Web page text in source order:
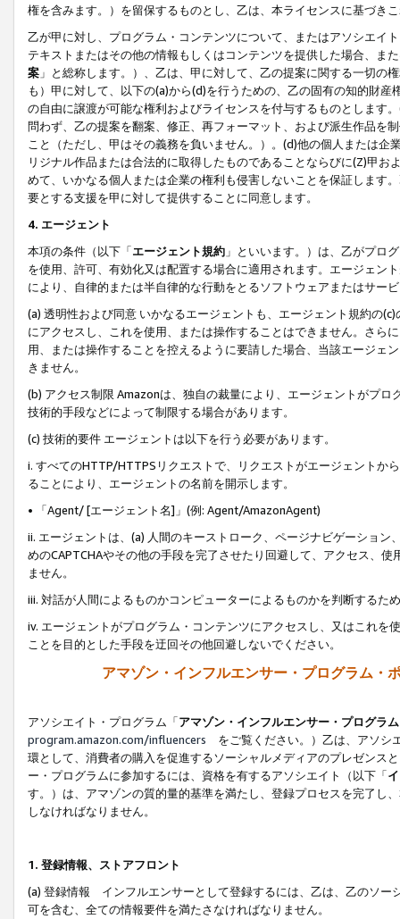
権を含みます。）を留保するものとし、乙は、本ライセンスに基づき
乙が甲に対し、プログラム・コンテンツについて、またはアソシエイ
テキストまたはその他の情報もしくはコンテンツを提供した場合、ま
案 」と総称します。）、乙は、甲に対して、乙の提案に関する一切
も）甲に対して、以下の(a)から(d)を行うための、乙の固有の知的財
の自由に譲渡が可能な権利およびライセンスを付与するものとします
問わず、乙の提案を翻案、修正、再フォーマット、および派生作品を
こと（ただし、甲はその義務を負いません。）。(d)他の個人または
リジナル作品または合法的に取得したものであることならびに(Z)甲
めて、いかなる個人または企業の権利も侵害しないことを保証します
要とする支援を甲に対して提供することに同意します。
4. エージェント
本項の条件（以下「エージェント規約 」といいます。）は、乙がプロ
を使用、許可、有効化又は配置する場合に適用されます。エージェン
により、自律的または半自律的な行動をとるソフトウェアまたはサー
(a) 透明性および同意 いかなるエージェントも、エージェント規約の
にアクセスし、これを使用、または操作することはできません。さら
用、または操作することを控えるように要請した場合、当該エージェ
きません。
(b) アクセス制限 Amazonは、独自の裁量により、エージェントがプ
技術的手段などによって制限する場合があります。
(c) 技術的要件 エージェントは以下を行う必要があります。
i. すべてのHTTP/HTTPSリクエストで、リクエストがエージェントか
ることにより、エージェントの名前を開示します。
• 「Agent/ [エージェント名]」(例: Agent/AmazonAgent)
ii. エージェントは、(a) 人間のキーストローク、ページナビゲーショ
めのCAPTCHAやその他の手段を完了させたり回避して、アクセス、
ません。
iii. 対話が人間によるものかコンピューターによるものかを判断するた
iv. エージェントがプログラム・コンテンツにアクセスし、又はこれ
ことを目的とした手段を迂回その他回避しないでください。
アマゾン・インフルエンサー・プログラム・
アソシエイト・プログラム「アマゾン・インフルエンサー・プログラム
program.amazon.com/influencers をご覧ください。）乙は、アソシ
環として、消費者の購入を促進するソーシャルメディアのプレゼンス
ー・プログラムに参加するには、資格を有するアソシエイト（以下「
す。）は、アマゾンの質的量的基準を満たし、登録プロセスを完了し、
しなければなりません。
1. 登録情報、ストアフロント
(a) 登録情報 インフルエンサーとして登録するには、乙は、乙のソー
可を含む、全ての情報要件を満たさなければなりません。